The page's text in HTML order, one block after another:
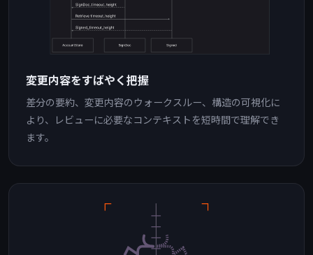
変更内容をすばやく把握
差分の要約、変更内容のウォークスルー、構造の可視化に
より、レビューに必要なコンテキストを短時間で理解でき
ます。